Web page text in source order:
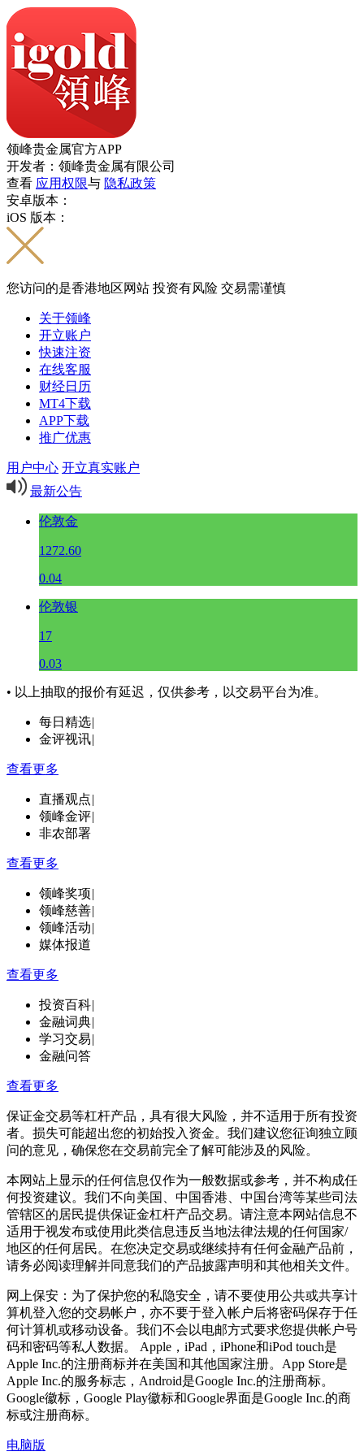
领峰贵金属官方APP
开发者：领峰贵金属有限公司
查看 应用权限与 隐私政策
安卓版本：
iOS 版本：
您访问的是香港地区网站 投资有风险 交易需谨慎
关于领峰
开立账户
快速注资
在线客服
财经日历
MT4下载
APP下载
推广优惠
用户中心 开立真实账户
最新公告
伦敦金
1272.60
0.04
伦敦银
17
0.03
• 以上抽取的报价有延迟，仅供参考，以交易平台为准。
每日精选|
金评视讯|
查看更多
直播观点|
领峰金评|
非农部署
查看更多
领峰奖项|
领峰慈善|
领峰活动|
媒体报道
查看更多
投资百科|
金融词典|
学习交易|
金融问答
查看更多
保证金交易等杠杆产品，具有很大风险，并不适用于所有投资
者。损失可能超出您的初始投入资金。我们建议您征询独立顾
问的意见，确保您在交易前完全了解可能涉及的风险。
本网站上显示的任何信息仅作为一般数据或参考，并不构成任
何投资建议。我们不向美国、中国香港、中国台湾等某些司法
管辖区的居民提供保证金杠杆产品交易。请注意本网站信息不
适用于视发布或使用此类信息违反当地法律法规的任何国家/
地区的任何居民。在您决定交易或继续持有任何金融产品前，
请务必阅读理解并同意我们的产品披露声明和其他相关文件。
网上保安：为了保护您的私隐安全，请不要使用公共或共享计
算机登入您的交易帐户，亦不要于登入帐户后将密码保存于任
何计算机或移动设备。我们不会以电邮方式要求您提供帐户号
码和密码等私人数据。 Apple，iPad，iPhone和iPod touch是
Apple Inc.的注册商标并在美国和其他国家注册。App Store是
Apple Inc.的服务标志，Android是Google Inc.的注册商标。
Google徽标，Google Play徽标和Google界面是Google Inc.的商
标或注册商标。
电脑版